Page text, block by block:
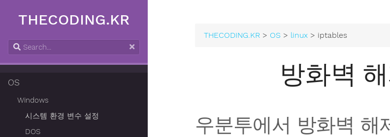
THECODING.KR
OS
Windows
시스템 환경 변수 설정
DOS
THECODING.KR> OS > linux> iptables
방화벽
우분투에서 방화벽